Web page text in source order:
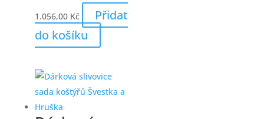
1.056,00 Kč
Přidat
do košíku